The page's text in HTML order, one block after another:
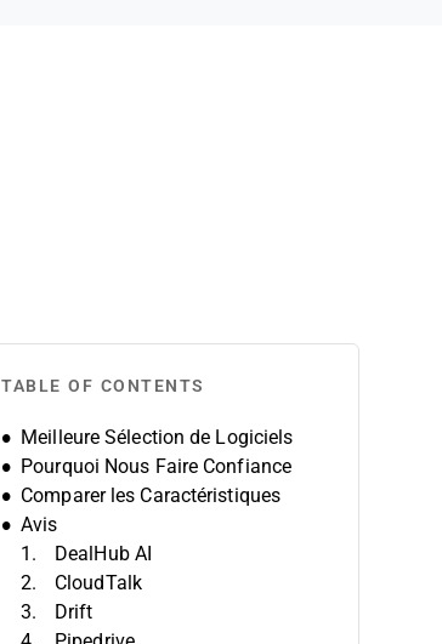
TABLE OF CONTENTS
Meilleure Sélection de Logiciels
Pourquoi Nous Faire Confiance
Comparer les Caractéristiques
Avis
DealHub AI
CloudTalk
Drift